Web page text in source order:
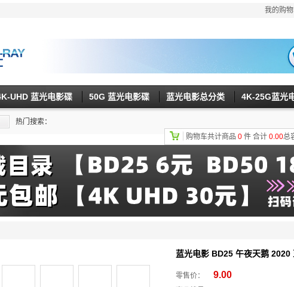
我的购
UHD 蓝光电影碟 50G 蓝光电影碟 蓝光电影总分类 4K-25G蓝光
热门搜索：
购物车共计商品 0 件 合计 0.00总
蓝光电影 BD25 午夜天鹅 2020
零售价： 9.00